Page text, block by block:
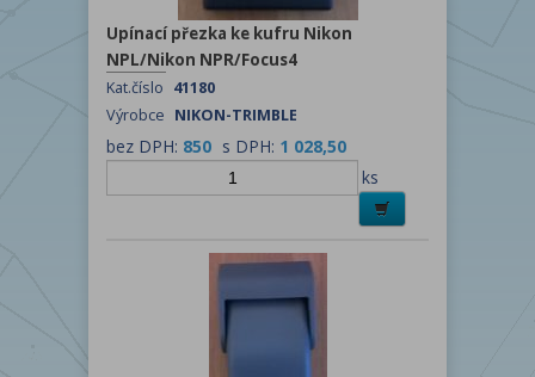
Upínací přezka ke kufru Nikon
NPL/Nikon NPR/Focus4
Kat.číslo 41180
Výrobce NIKON-TRIMBLE
bez DPH: 850 s DPH: 1 028,50
ks